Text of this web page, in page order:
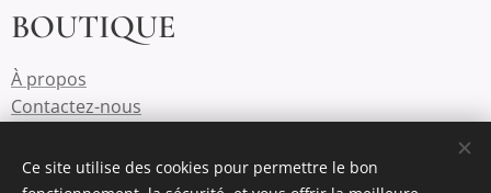
BOUTIQUE
À propos
Contactez-nous
Ce site utilise des cookies pour permettre le bon